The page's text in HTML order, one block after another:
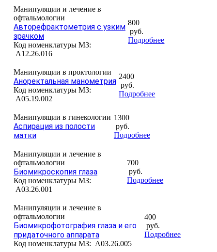
Манипуляции и лечение в
офтальмологии
Авторефрактометрия с узким
зрачком
Код номенклатуры МЗ:
A12.26.016
800
руб.
Подробнее
Манипуляции в проктологии
Аноректальная манометрия
Код номенклатуры МЗ:
A05.19.002
2400
руб.
Подробнее
Манипуляции в гинекологии
Аспирация из полости
матки
1300
руб.
Подробнее
Манипуляции и лечение в
офтальмологии
Биомикроскопия глаза
Код номенклатуры МЗ:
A03.26.001
700
руб.
Подробнее
Манипуляции и лечение в
офтальмологии
Биомикрофотография глаза и его
придаточного аппарата
Код номенклатуры МЗ: A03.26.005
400
руб.
Подробнее